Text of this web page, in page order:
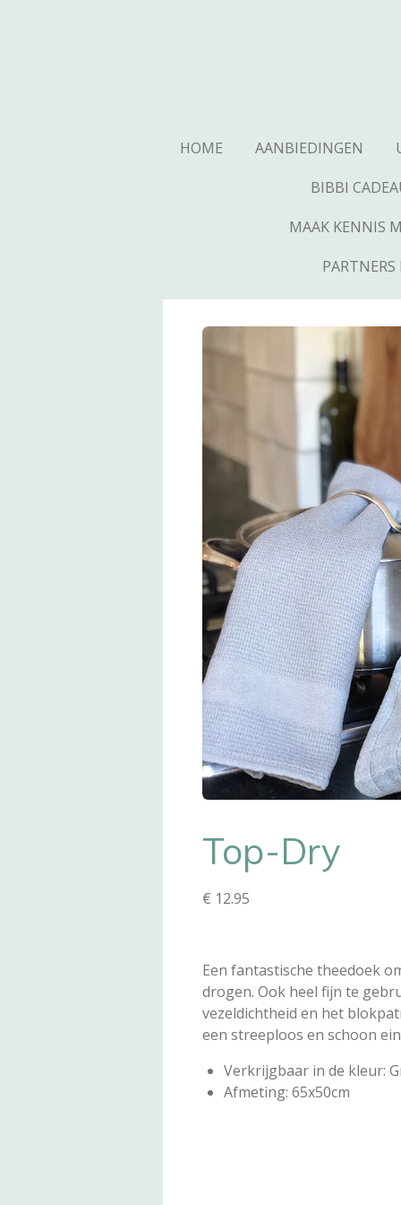
HOME AANBIEDINGEN
BIBBI
MAAK KENNIS
Top-Dry
€ 12.95
Een fantastische theedoek
drogen. Ook heel fijn te
vezeldichtheid en het
een streeploos en schoon
Verkrijgbaar in de kleur:
Afmeting: 65x50cm